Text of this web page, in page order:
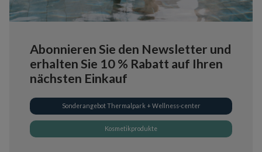
Abonnieren Sie den Newsletter und
erhalten Sie 10 % Rabatt auf Ihren
nächsten Einkauf
Sonderangebot Thermalpark + Wellness-center
Kosmetikprodukte